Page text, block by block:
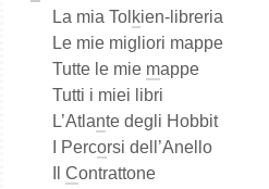
La mia Tol kien-libreria
Le mie migliori mappe
Tutte le mie mappe
Tutti i miei libri
L’Atlante degli Hobbit
I Percorsi dell’Anello
Contrattone